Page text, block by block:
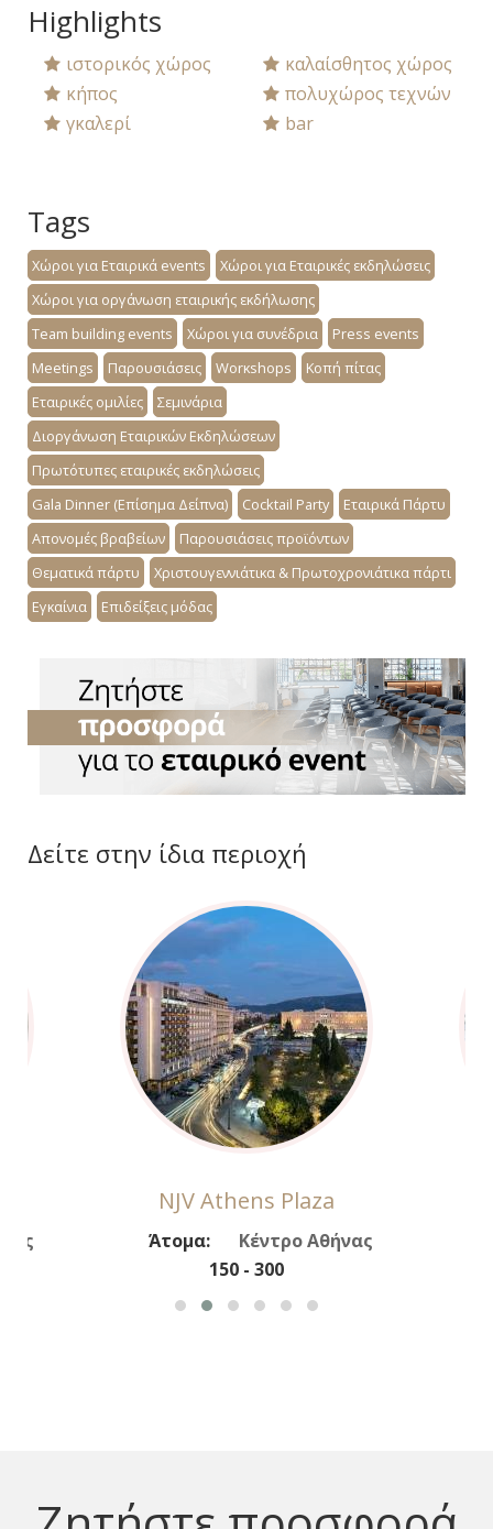
Highlights
ιστορικός χώρος
καλαίσθητος χώρος
κήπος
πολυχώρος τεχνών
γκαλερί
bar
Tags
Χώροι για Εταιρικά events
Χώροι για Εταιρικές εκδηλώσεις
Χώροι για οργάνωση εταιρικής εκδήλωσης
Team building events
Χώροι για συνέδρια
Press events
Meetings
Παρουσιάσεις Worκshops
Κοπή πίτας
Εταιρικές ομιλίες
Σεμινάρια
Διοργάνωση Εταιρικών Εκδηλώσεων
Πρωτότυπες εταιρικές εκδηλώσεις
Gala Dinner (Επίσημα Δείπνα)
Cocktail Party
Εταιρικά Πάρτυ
Απονομές βραβείων
Παρουσιάσεις προϊόντων
Θεματικά πάρτυ
Χριστουγεννιάτικα & Πρωτοχρονιάτικα πάρτι
Εγκαίνια
Επιδείξεις μόδας
Δείτε στην ίδια περιοχή
NJV Athens Plaza
Κέντρο Αθήνας
Άτομα:
150 - 300